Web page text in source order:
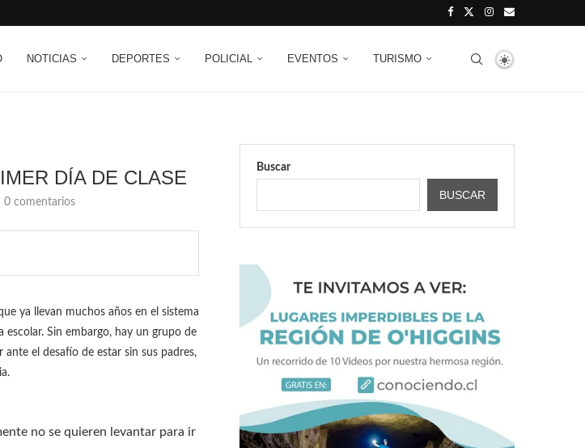
NOTICIAS DEPORTES POLICIAL EVENTOS TURISMO
DÍA DE CLASE
0 comentarios
ya llevan muchos años en el sistema
Sin embargo, hay un grupo de
el desafío de estar sin sus padres,
no se quieren levantar para ir
Buscar
BUSCAR